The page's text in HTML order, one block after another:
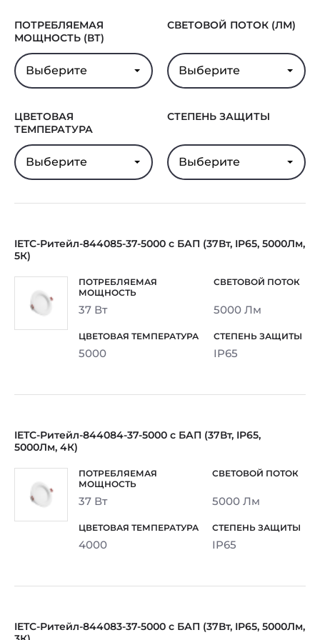
ПОТРЕБЛЯЕМАЯ
МОЩНОСТЬ (ВТ)
Выберите
СВЕТОВОЙ ПОТОК (ЛМ)
Выберите
ЦВЕТОВАЯ
ТЕМПЕРАТУРА
Выберите
СТЕПЕНЬ ЗАЩИТЫ
Выберите
IETC-Ритейл-844085-37-5000 с БАП (37Вт, IP65, 5000Лм,
5К)
37 Вт 5000 Лм
5000 IP65
IETC-Ритейл-844084-37-5000 с БАП (37Вт, IP65,
5000Лм, 4К)
37 Вт 5000 Лм
4000 IP65
IETC-Ритейл-844083-37-5000 с БАП (37Вт, IP65, 5000Лм,